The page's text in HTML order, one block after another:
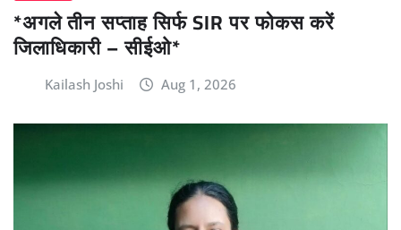
*अगले तीन सप्ताह सिर्फ SIR पर फोकस करें
जिलाधिकारी – सीईओ*
Kailash Joshi Aug 1, 2026